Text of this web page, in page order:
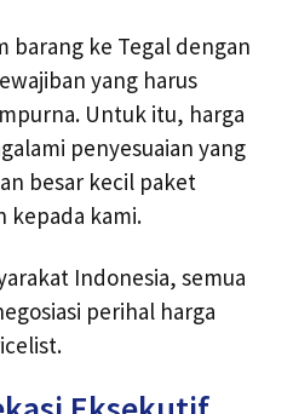
barang ke Tegal dengan
yang harus
Untuk itu, harga
penyesuaian yang
besar kecil paket
kepada kami.
Indonesia, semua
perihal harga